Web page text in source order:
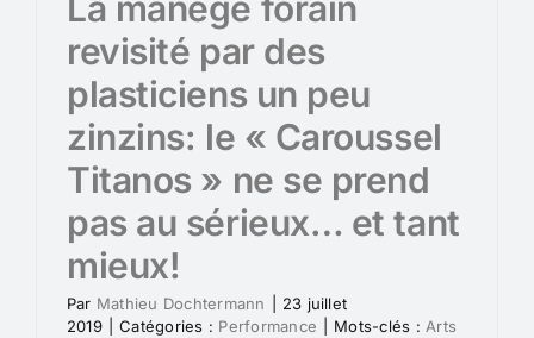
revisité par des
plasticiens un peu
zinzins: le « Caroussel
Titanos » ne se prend
pas au sérieux… et tant
mieux!
Par Mathieu Dochtermann
23 juillet
2019
Catégories : Performance Mots-clés : Arts